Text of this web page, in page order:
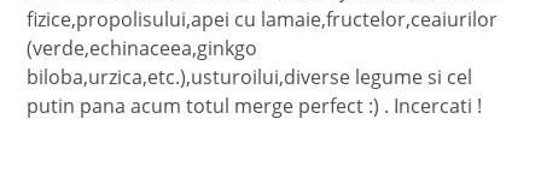
fizice,propolisului,apei cu lamaie,fructelor,ceaiurilor
(verde,echinaceea,ginkgo
biloba,urzica,etc.),usturoilui,diverse legume si cel
putin pana acum totul merge perfect :) . Incercati !